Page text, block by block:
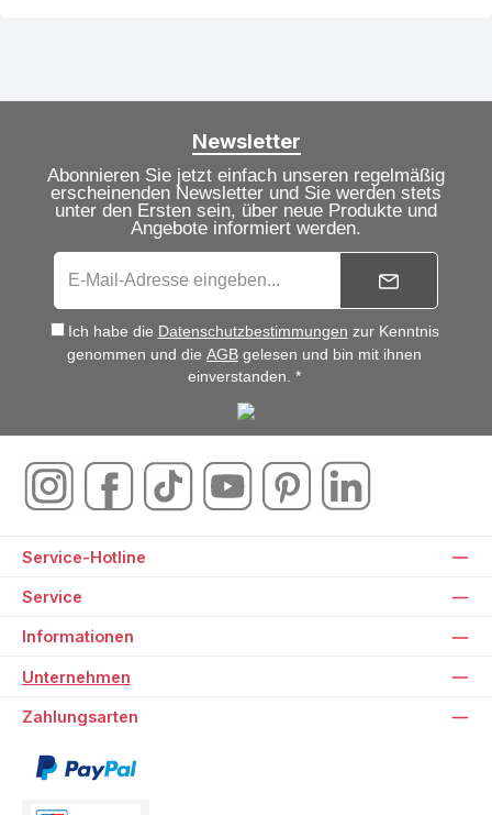
Newsletter
Abonnieren Sie jetzt einfach unseren regelmäßig
erscheinenden Newsletter und Sie werden stets
unter den Ersten sein, über neue Produkte und
Angebote informiert werden.
Ich habe die Datenschutzbestimmungen zur Kenntnis
genommen und die AGB gelesen und bin mit ihnen
einverstanden. *
Service-Hotline
Service
Informationen
Unternehmen
Zahlungsarten